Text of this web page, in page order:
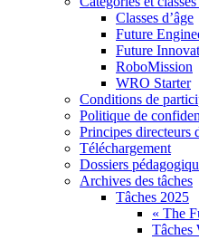
Classes d’âge
Future
Future
RoboMission
WRO Starter
Conditions de
Politique de
Principes directeurs
Téléchargement
Dossiers
Archives des tâches
Tâches 2025
« The
Tâches